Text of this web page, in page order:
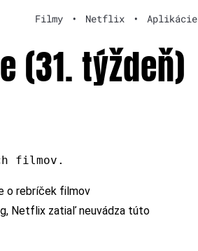
Filmy • Netflix • Aplikácie
(31. týždeň)
filmov.
o rebríček filmov
Netflix zatiaľ neuvádza túto